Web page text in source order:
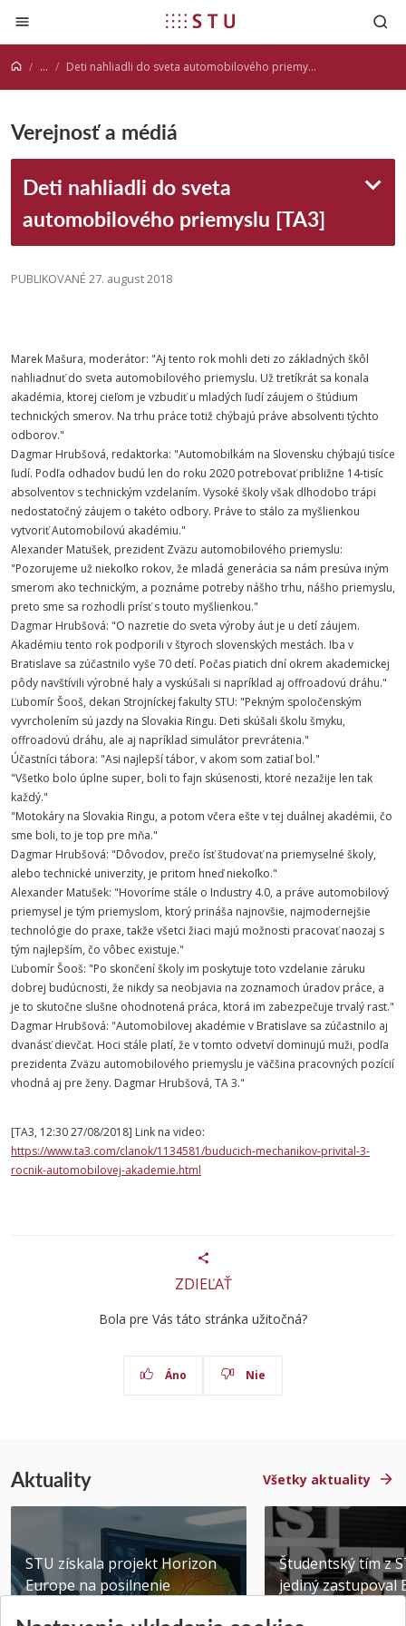
Prejsť na obsah
... Deti nahliadli do sveta automobilového priemyslu [TA3]
Verejnosť a médiá
Deti nahliadli do sveta
automobilového priemyslu [TA3]
PUBLIKOVANÉ 27. august 2018
Marek Mašura, moderátor: "Aj tento rok mohli deti zo základných škôl
nahliadnuť do sveta automobilového priemyslu. Už tretíkrát sa konala
akadémia, ktorej cieľom je vzbudiť u mladých ľudí záujem o štúdium
technických smerov. Na trhu práce totiž chýbajú práve absolventi týchto
odborov."
Dagmar Hrubšová, redaktorka: "Automobilkám na Slovensku chýbajú tisíce
ľudí. Podľa odhadov budú len do roku 2020 potrebovať približne 14-tisíc
absolventov s technickým vzdelaním. Vysoké školy však dlhodobo trápi
nedostatočný záujem o takéto odbory. Práve to stálo za myšlienkou
vytvoriť Automobilovú akadémiu."
Alexander Matušek, prezident Zväzu automobilového priemyslu:
"Pozorujeme už niekoľko rokov, že mladá generácia sa nám presúva iným
smerom ako technickým, a poznáme potreby nášho trhu, nášho priemyslu,
preto sme sa rozhodli prísť s touto myšlienkou."
Dagmar Hrubšová: "O nazretie do sveta výroby áut je u detí záujem.
Akadémiu tento rok podporili v štyroch slovenských mestách. Iba v
Bratislave sa zúčastnilo vyše 70 detí. Počas piatich dní okrem akademickej
pôdy navštívili výrobné haly a vyskúšali si napríklad aj offroadovú dráhu."
Ľubomír Šooš, dekan Strojníckej fakulty STU: "Pekným spoločenským
vyvrcholením sú jazdy na Slovakia Ringu. Deti skúšali školu šmyku,
offroadovú dráhu, ale aj napríklad simulátor prevrátenia."
Účastníci tábora: "Asi najlepší tábor, v akom som zatiaľ bol."
"Všetko bolo úplne super, boli to fajn skúsenosti, ktoré nezažije len tak
každý."
"Motokáry na Slovakia Ringu, a potom včera ešte v tej duálnej akadémii, čo
sme boli, to je top pre mňa."
Dagmar Hrubšová: "Dôvodov, prečo ísť študovať na priemyselné školy,
alebo technické univerzity, je pritom hneď niekoľko."
Alexander Matušek: "Hovoríme stále o Industry 4.0, a práve automobilový
priemysel je tým priemyslom, ktorý prináša najnovšie, najmodernejšie
technológie do praxe, takže všetci žiaci majú možnosti pracovať naozaj s
tým najlepším, čo vôbec existuje."
Ľubomír Šooš: "Po skončení školy im poskytuje toto vzdelanie záruku
dobrej budúcnosti, že nikdy sa neobjavia na zoznamoch úradov práce, a
je to skutočne slušne ohodnotená práca, ktorá im zabezpečuje trvalý rast."
Dagmar Hrubšová: "Automobilovej akadémie v Bratislave sa zúčastnilo aj
dvanásť dievčat. Hoci stále platí, že v tomto odvetví dominujú muži, podľa
prezidenta Zväzu automobilového priemyslu je väčšina pracovných pozícií
vhodná aj pre ženy. Dagmar Hrubšová, TA 3."
[TA3, 12:30 27/08/2018] Link na video:
https://www.ta3.com/clanok/1134581/buducich-mechanikov-privital-3-
rocnik-automobilovej-akademie.html
ZDIEĽAŤ
Bola pre Vás táto stránka užitočná?
Áno Nie
Aktuality Všetky aktuality
STU získala projekt Horizon
Europe na posilnenie
Študentský tím z
jediný zastupoval